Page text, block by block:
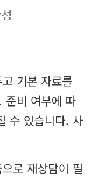
기본 자료를
준비 여부에 따
수 있습니다. 사
로 재상담이 필